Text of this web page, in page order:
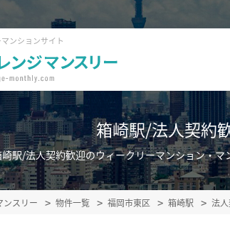
ンションサイト
箱崎駅/法人契約
駅/法人契約歓迎のウィークリーマンション・
ンスリー 物件一覧 福岡市東区 箱崎駅 法